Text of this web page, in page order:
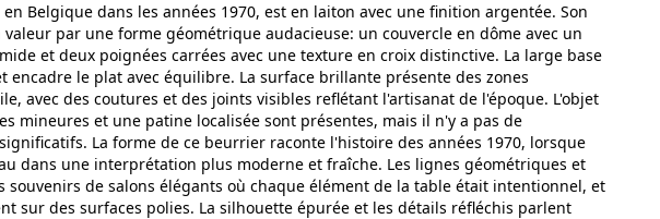
Belgique dans les années 1970, est en laiton avec une finition argentée. Son
par une forme géométrique audacieuse: un couvercle en dôme avec un
et deux poignées carrées avec une texture en croix distinctive. La large base
le plat avec équilibre. La surface brillante présente des zones
avec des coutures et des joints visibles reflétant l'artisanat de l'époque. L'objet
mineures et une patine localisée sont présentes, mais il n'y a pas de
La forme de ce beurrier raconte l'histoire des années 1970, lorsque
dans une interprétation plus moderne et fraîche. Les lignes géométriques et
souvenirs de salons élégants où chaque élément de la table était intentionnel, et
sur des surfaces polies. La silhouette épurée et les détails réfléchis parlent